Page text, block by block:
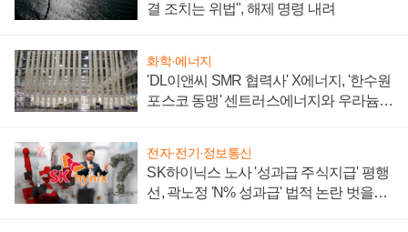
결 조치는 위법", 해제 명령 내려
화학·에너지
'DL이앤씨 SMR 협력사' X에너지, '한수원
포스코 동맹' 센트러스에너지와 우라늄
전자·전기·정보통신
SK하이닉스 노사 '성과급 주식지급' 평행
선, 곽노정 'N% 성과급' 법적 논란 벗을지